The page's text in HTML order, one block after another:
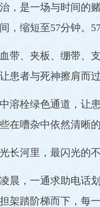
，是一场与时间的
，缩短至57分钟。
带、夹板、绷带、
患者与死神擦肩而过
溶栓绿色通道，让
在嘈杂中依然清晰
长河里，最闪光的
晨，一通求助电话
架踏阶梯而下，每